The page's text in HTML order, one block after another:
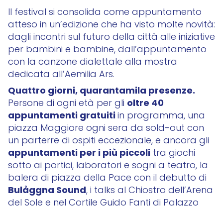
Il festival si consolida come appuntamento
atteso in un’edizione che ha visto molte novità:
dagli incontri sul futuro della città alle iniziative
per bambini e bambine, dall’appuntamento
con la canzone dialettale alla mostra
dedicata all’Aemilia Ars.
Quattro giorni, quarantamila presenze.
Persone di ogni età per gli oltre 40
appuntamenti gratuitiin programma, una
piazza Maggiore ogni sera da sold-out con
un parterre di ospiti eccezionale, e ancora gli
appuntamenti per i più piccoli tra giochi
sotto ai portici, laboratori e sogni a teatro, la
balera di piazza della Pace con il debutto di
Bulåggna Sound, i talks al Chiostro dell’Arena
del Sole e nel Cortile Guido Fanti di Palazzo